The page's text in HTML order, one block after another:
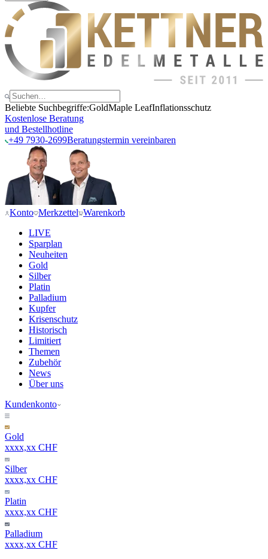
Beliebte Suchbegriffe:GoldMaple LeafInflationsschutz
Kostenlose Beratung
und Bestellhotline
+49 7930-2699Beratungstermin vereinbaren
Konto Merkzettel Warenkorb
LIVE
Sparplan
Neuheiten
Gold
Silber
Platin
Palladium
Kupfer
Krisenschutz
Historisch
Limitiert
Themen
Zubehör
News
Über uns
Kundenkonto
Gold
xxxx,xx CHF
Silber
xxxx,xx CHF
Platin
xxxx,xx CHF
Palladium
xxxx,xx CHF